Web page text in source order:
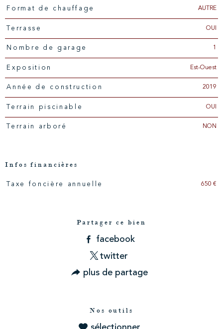
Format de chauffage AUTRE
Terrasse OUI
Nombre de garage 1
Exposition Est-Ouest
Année de construction 2019
Terrain piscinable OUI
Terrain arboré NON
Infos financières
Caractéristiques Valeurs
Taxe foncière annuelle 650 €
Partager ce bien
facebook
twitter
plus de partage
Nos outils